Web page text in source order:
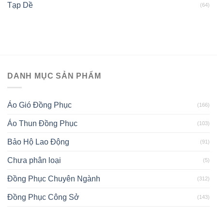
Tạp Dề (64)
DANH MỤC SẢN PHẨM
Áo Gió Đồng Phục (166)
Áo Thun Đồng Phục (103)
Bảo Hộ Lao Động (91)
Chưa phân loại (5)
Đồng Phục Chuyên Ngành (312)
Đồng Phục Công Sở (143)